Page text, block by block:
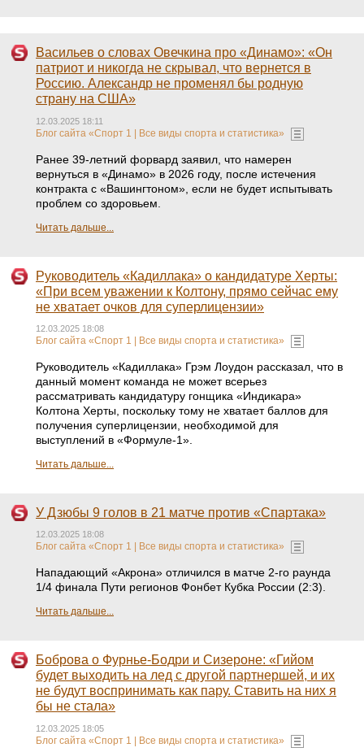
Васильев о словах Овечкина про «Динамо»: «Он
патриот и никогда не скрывал, что вернется в
Россию. Александр не променял бы родную
страну на США»
12.03.2025 18:11
Блог сайта «Спорт 1 | Все виды спорта и статистика»
Ранее 39-летний форвард заявил, что намерен
вернуться в «Динамо» в 2026 году, после истечения
контракта с «Вашингтоном», если не будет испытывать
проблем со здоровьем.
Читать дальше...
Руководитель «Кадиллака» о кандидатуре Херты:
«При всем уважении к Колтону, прямо сейчас ему
не хватает очков для суперлицензии»
12.03.2025 18:08
Блог сайта «Спорт 1 | Все виды спорта и статистика»
Руководитель «Кадиллака» Грэм Лоудон рассказал, что в
данный момент команда не может всерьез
рассматривать кандидатуру гонщика «Индикара»
Колтона Херты, поскольку тому не хватает баллов для
получения суперлицензии, необходимой для
выступлений в «Формуле-1».
Читать дальше...
У Дзюбы 9 голов в 21 матче против «Спартака»
12.03.2025 18:08
Блог сайта «Спорт 1 | Все виды спорта и статистика»
Нападающий «Акрона» отличился в матче 2-го раунда
1/4 финала Пути регионов Фонбет Кубка России (2:3).
Читать дальше...
Боброва о Фурнье-Бодри и Сизероне: «Гийом
будет выходить на лед с другой партнершей, и их
не будут воспринимать как пару. Ставить на них я
бы не стала»
12.03.2025 18:05
Блог сайта «Спорт 1 | Все виды спорта и статистика»